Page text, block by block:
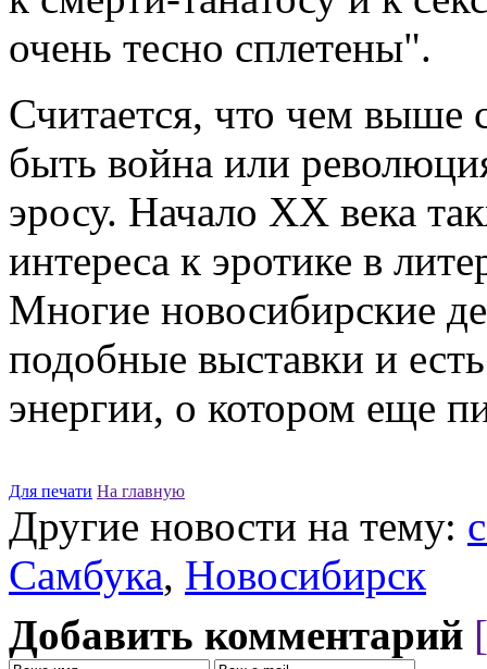
очень тесно сплетены".
Считается, что чем выше
быть война или
эросу. Начало XX века
интереса к эротике в
Многие новосибирские
подобные выставки и
энергии, о котором еще
Для печати На главную
Другие новости на тему:
Самбука, Новосибирск
Добавить комментарий